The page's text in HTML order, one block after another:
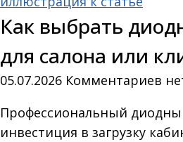
Как выбрать
для салона или
05.07.2026 Комментариев
Профессиональный
инвестиция в загрузку